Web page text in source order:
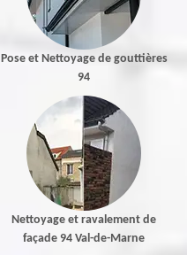
Pose et Nettoyage de gouttières
94
Nettoyage et ravalement de
façade 94 Val-de-Marne